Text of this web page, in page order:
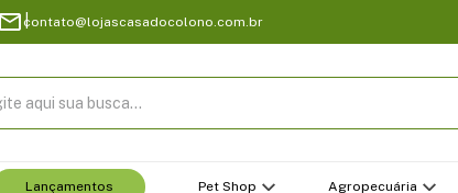
contato@lojascasadocolono.com.br
aqui sua busca...
Lançamentos Pet Shop Agropecuária